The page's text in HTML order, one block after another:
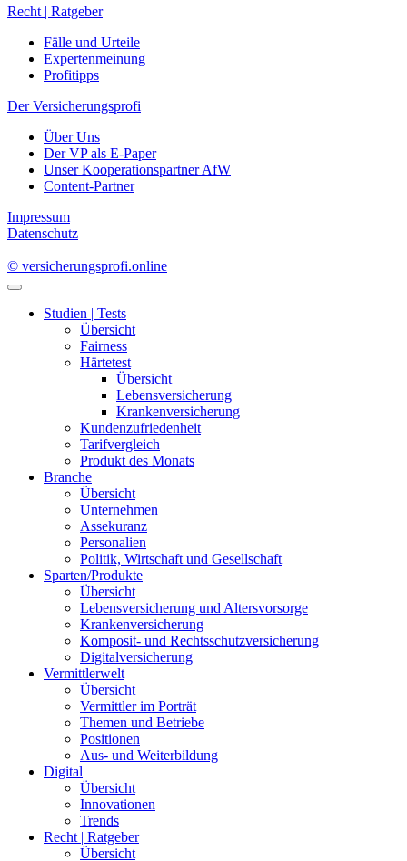
Recht | Ratgeber
Fälle und Urteile
Expertenmeinung
Profitipps
Der Versicherungsprofi
Über Uns
Der VP als E-Paper
Unser Kooperationspartner AfW
Content-Partner
Impressum
Datenschutz
© versicherungsprofi.online
Studien | Tests
Übersicht
Fairness
Härtetest
Übersicht
Lebensversicherung
Krankenversicherung
Kundenzufriedenheit
Tarifvergleich
Produkt des Monats
Branche
Übersicht
Unternehmen
Assekuranz
Personalien
Politik, Wirtschaft und Gesellschaft
Sparten/Produkte
Übersicht
Lebensversicherung und Altersvorsorge
Krankenversicherung
Komposit- und Rechtsschutzversicherung
Digitalversicherung
Vermittlerwelt
Übersicht
Vermittler im Porträt
Themen und Betriebe
Positionen
Aus- und Weiterbildung
Digital
Übersicht
Innovationen
Trends
Recht | Ratgeber
Übersicht